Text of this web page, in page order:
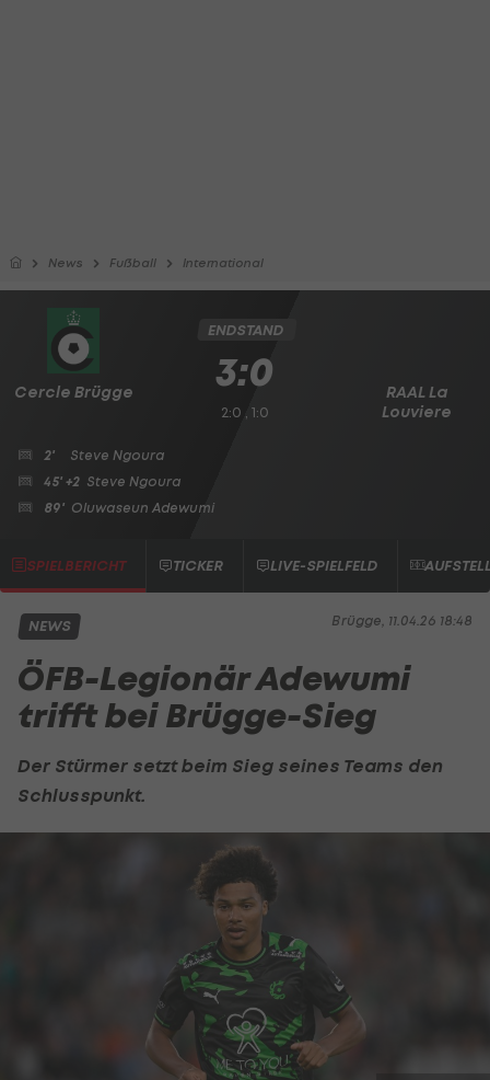
News Fußball International
Cercle Brügge
RAAL La
Louviere
ENDSTAND
3:0
2:0 , 1:0
2'
Steve Ngoura
45' +2 Steve Ngoura
89' Oluwaseun Adewumi
SPIELBERICHT TICKER LIVE-SPIELFELD
Brügge, 11.04.26 18:48
NEWS
ÖFB-Legionär Adewumi
trifft bei Brügge-Sieg
Der Stürmer setzt beim Sieg seines Teams den
Schlusspunkt.